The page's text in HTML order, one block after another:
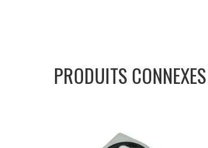
PRODUITS CONNEXES